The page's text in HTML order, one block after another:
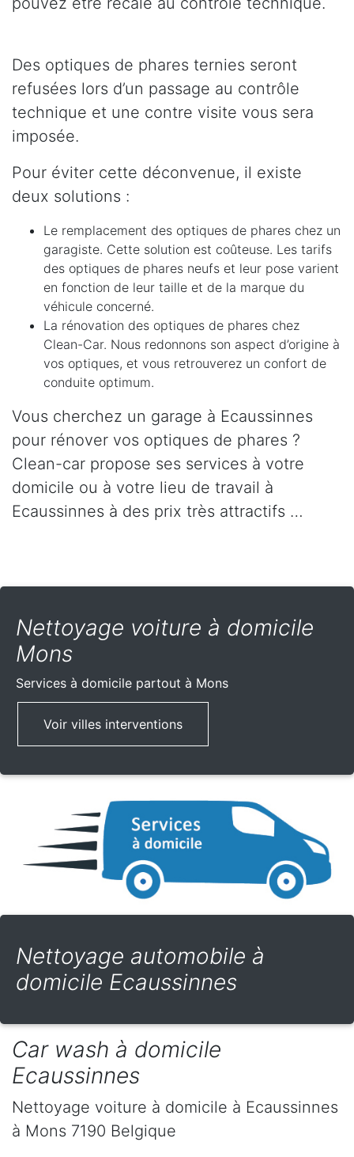
Des optiques de phares ternies seront
refusées lors d’un passage au contrôle
technique et une contre visite vous sera
imposée.
Pour éviter cette déconvenue, il existe
deux solutions :
Le remplacement des optiques de phares chez un
garagiste. Cette solution est coûteuse. Les tarifs
des optiques de phares neufs et leur pose varient
en fonction de leur taille et de la marque du
véhicule concerné.
La rénovation des optiques de phares chez
Clean-Car. Nous redonnons son aspect d’origine à
vos optiques, et vous retrouverez un confort de
conduite optimum.
Vous cherchez un garage à Ecaussinnes
pour rénover vos optiques de phares ?
Clean-car propose ses services à votre
domicile ou à votre lieu de travail à
Ecaussinnes à des prix très attractifs …
Nettoyage voiture à domicile
Mons
Services à domicile partout à Mons
Voir villes interventions
Nettoyage automobile à
domicile Ecaussinnes
Car wash à domicile
Ecaussinnes
Nettoyage voiture à domicile à Ecaussinnes
à Mons 7190 Belgique